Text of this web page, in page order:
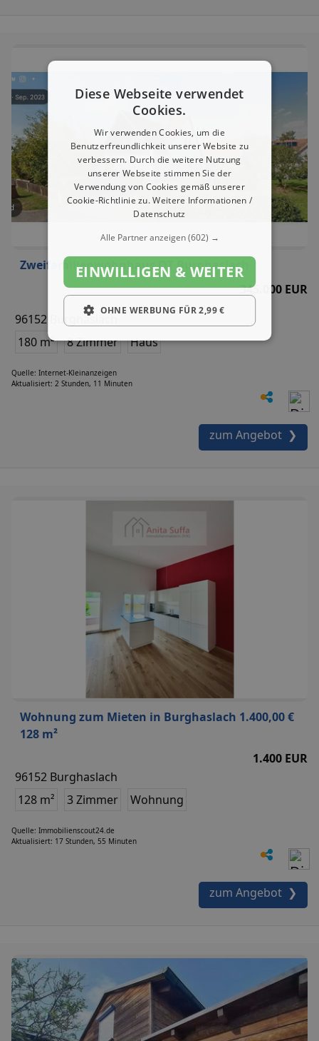
Zweifamilienwohnhaus OT Burghaslach
345.000 EUR
96152 Burghaslach
180 m²
8 Zimmer Haus
Quelle: Internet-Kleinanzeigen
Aktualisiert: 2 Stunden, 11 Minuten
zum Angebot ❯
Wohnung zum Mieten in Burghaslach 1.400,00 €
128 m²
1.400 EUR
96152 Burghaslach
128 m²
3 Zimmer Wohnung
Quelle: Immobilienscout24.de
Aktualisiert: 17 Stunden, 55 Minuten
zum Angebot ❯
Diese Webseite verwendet
Cookies.
Wir verwenden Cookies, um die
Benutzerfreundlichkeit unserer Website zu
verbessern. Durch die weitere Nutzung
unserer Webseite stimmen Sie der
Verwendung von Cookies gemäß unserer
Cookie-Richtlinie zu.Weitere Informationen /
Datenschutz
Alle Partner anzeigen(602) →
EINWILLIGEN & WEITER
OHNE WERBUNG FÜR 2,99 €